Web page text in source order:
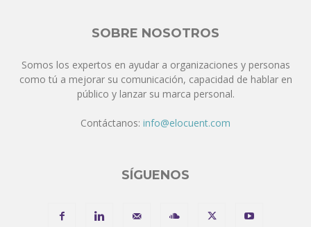
SOBRE NOSOTROS
Somos los expertos en ayudar a organizaciones y personas
como tú a mejorar su comunicación, capacidad de hablar en
público y lanzar su marca personal.
Contáctanos: info@elocuent.com
SÍGUENOS